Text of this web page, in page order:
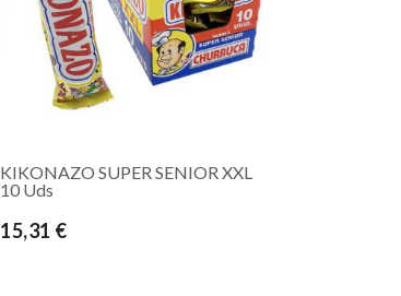
KIKONAZO SUPER SENIOR XXL
10 Uds
15,31 €